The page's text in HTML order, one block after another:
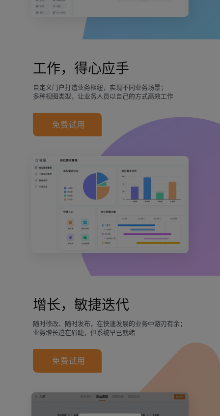
工作，得心应手
自定义门户打造业务枢纽，实现不同业务场景；
多种视图类型，让业务人员以自己的方式高效工作
免费试用
增长，敏捷迭代
随时修改、随时发布，在快速发展的业务中游刃有余；
业务增长迫在眉睫，但系统早已就绪
免费试用